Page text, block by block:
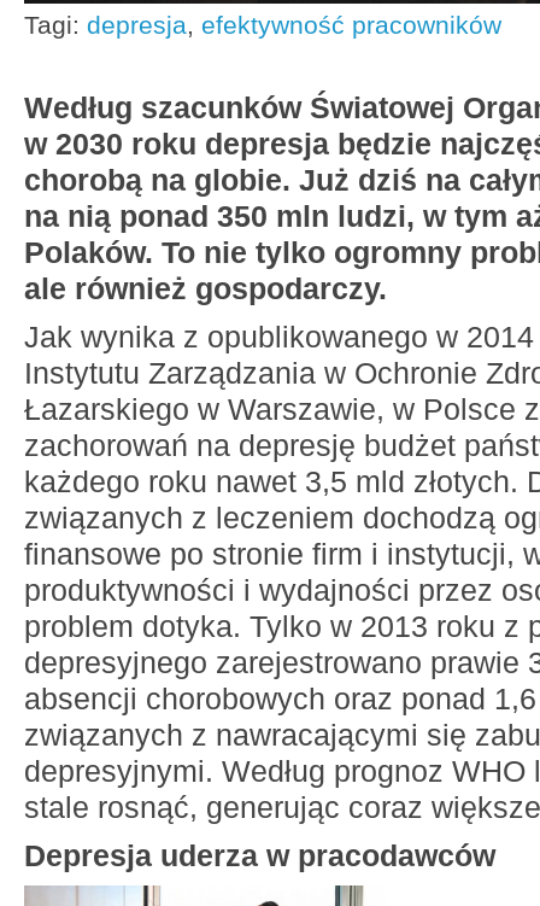
Tagi: depresja, efektywność pracowników
Według szacunków Światowej
w 2030 roku depresja będzie
chorobą na globie. Już dziś na
na nią ponad 350 mln ludzi, w tym
Polaków. To nie tylko ogromny
ale również gospodarczy.
Jak wynika z opublikowanego w
Instytutu Zarządzania w Ochronie
Łazarskiego w Warszawie, w Polsce
zachorowań na depresję budżet
każdego roku nawet 3,5 mld złotych.
związanych z leczeniem dochodzą
finansowe po stronie firm i instytucji,
produktywności i wydajności przez
problem dotyka. Tylko w 2013 roku z
depresyjnego zarejestrowano prawie
absencji chorobowych oraz ponad
związanych z nawracającymi się
depresyjnymi. Według prognoz
stale rosnąć, generując coraz
Depresja uderza w pracodawców